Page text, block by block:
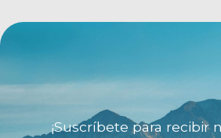
¡Suscríbete para recibir